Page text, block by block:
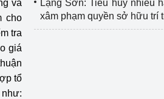
và
cho
tra
giá
tổ
như:
Lạng Sơn: Tiêu hủy nhiều
xâm phạm quyền sở hữu trí